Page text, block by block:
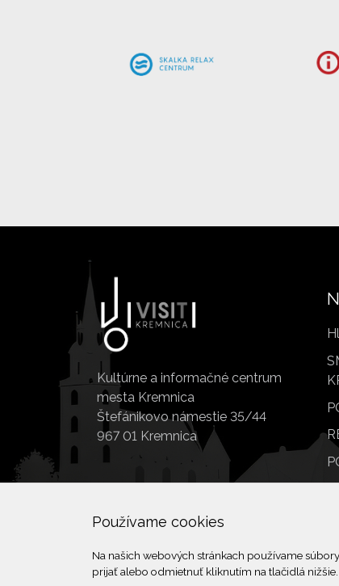
Používame cookies
Na našich webových stránkach používame
prijať alebo odmietnuť kliknutím na tlačidlá nižšie.
Kultúrne a informačné centrum
mesta Kremnica
Štefánikovo námestie 35/44
967 01 Kremnica